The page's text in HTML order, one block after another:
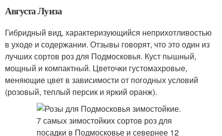
Августа Луиза
Гибридный вид, характеризующийся неприхотливостью
в уходе и содержании. Отзывы говорят, что это один из
лучших сортов роз для Подмосковья. Куст пышный,
мощный и компактный. Цветочки густомахровые,
меняющие цвет в зависимости от погодных условий
(розовый, теплый персик и яркий оранж).